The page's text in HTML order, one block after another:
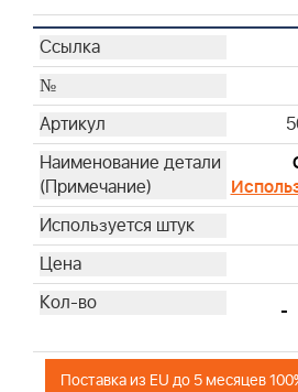
-
Поставка из EU до 5 месяцев